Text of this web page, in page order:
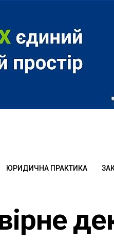
ЮРИДИЧНА ПРАКТИКА